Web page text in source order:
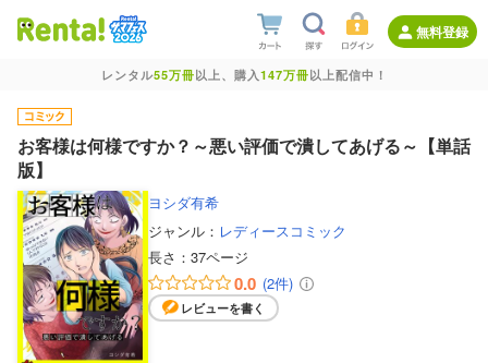
無料登録
レンタル55万冊以上、購入147万冊以上配信中！
お客様は何様ですか？～悪い評価で潰してあげる～【単話
版】
ヨシダ有希
ジャンル： レディースコミック
長さ： 37ページ
0.0 (2件)
レビューを書く